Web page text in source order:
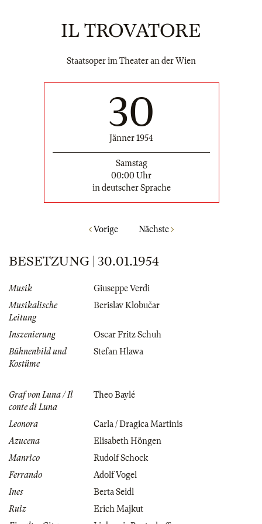
IL TROVATORE
Staatsoper im Theater an der Wien
30
Jänner 1954
Samstag
00:00 Uhr
in deutscher Sprache
Vorige Nächste
BESETZUNG | 30.01.1954
Musik
Giuseppe Verdi
Musikalische
Leitung
Berislav Klobučar
Inszenierung
Oscar Fritz Schuh
Bühnenbild und
Kostüme
Stefan Hlawa
Graf von Luna / Il
conte di Luna
Theo Baylé
Leonora
Carla / Dragica Martinis
Azucena
Elisabeth Höngen
Manrico
Rudolf Schock
Ferrando
Adolf Vogel
Ines
Berta Seidl
Ruiz
Erich Majkut